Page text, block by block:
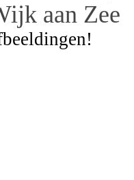
aan Zee